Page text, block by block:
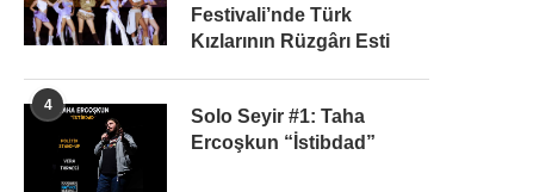
Festivali’nde Türk
Kızlarının Rüzgârı Esti
4
Solo Seyir #1: Taha
Ercoşkun “İstibdad”